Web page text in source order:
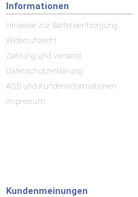
Informationen
Hinweise zur Batterieentsorgung
Widerrufsrecht
Zahlung und Versand
Datenschutzerklärung
AGB und Kundeninformationen
Impressum
Kundenmeinungen